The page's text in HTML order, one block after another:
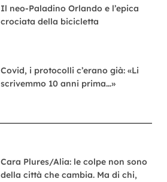
Il neo-Paladino Orlando e l’epica
crociata della bicicletta
Covid, i protocolli c’erano già: «Li
scrivemmo 10 anni prima…»
Cara Plures/Alia: le colpe non sono
della città che cambia. Ma di chi,